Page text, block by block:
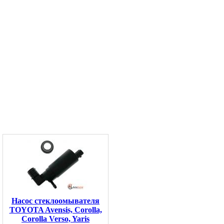
Насос стеклоомывателя
TOYOTA Avensis, Corolla,
Corolla Verso, Yaris